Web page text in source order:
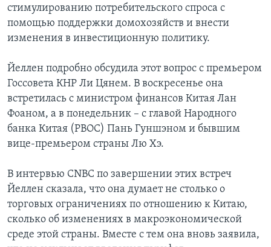
стимулированию потребительского спроса с
помощью поддержки домохозяйств и внести
изменения в инвестиционную политику.
Йеллен подробно обсудила этот вопрос с премьером
Госсовета КНР Ли Цянем. В воскресенье она
встретилась с министром финансов Китая Лан
Фоаном, а в понедельник – с главой Народного
банка Китая (PBOC) Пань Гуншэном и бывшим
вице-премьером страны Лю Хэ.
В интервью CNBC по завершении этих встреч
Йеллен сказала, что она думает не столько о
торговых ограничениях по отношению к Китаю,
сколько об изменениях в макроэкономической
среде этой страны. Вместе с тем она вновь заявила,